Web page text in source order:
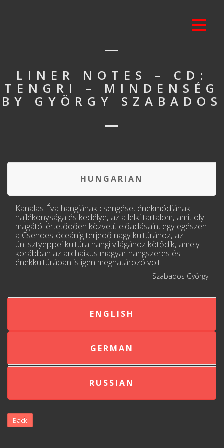
LINER NOTES – CD:
TENGRI – MINDENSÉG
BY GYÖRGY SZABADOS
HUNGARIAN
Kanalas Éva hangjának csengése, énekmódjának
hajlékonysága és kedélye, az a lelki tartalom, amit oly
magától értetődően közvetít előadásain, egy egészen
a Csendes-óceánig terjedő nagy kultúrához, az
ún. sztyeppei kultúra hangi világához kötődik, amely
korábban az archaikus magyar hangszeres és
énekkultúrában is igen meghatározó volt.
Szabados György
ENGLISH
GERMAN
RUSSIAN
Back